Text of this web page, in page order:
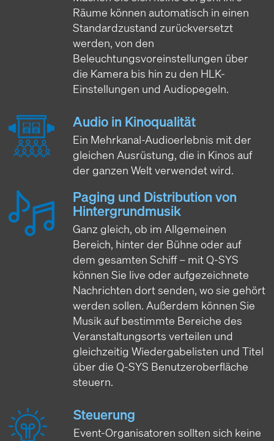
Räume können automatisch in einen
Standardzustand zurückversetzt
werden, von den
Beleuchtungsvoreinstellungen über
die Kamera bis hin zu den HLK-
Einstellungen und Audiopegeln.
Audio in Kinoqualität
Ein Mehrkanal-Audioerlebnis mit der
gleichen Ausrüstung, die in Kinos auf
der ganzen Welt verwendet wird.
Paging und Distribution von
Hintergrundmusik
Ganz gleich, ob im Allgemeinen
Bereich, hinter der Bühne oder auf
dem gesamten Schiff – mit Q-SYS
können Sie live oder aufgezeichnete
Nachrichten dort senden, wo sie gehört
werden sollen. Außerdem können Sie
Musik auf bestimmte Bereiche des
Veranstaltungsorts verteilen und
gleichzeitig Wiedergabelisten und Titel
über die Q-SYS Benutzeroberfläche
steuern.
Steuerung
Event-Organisatoren sollten sich keine